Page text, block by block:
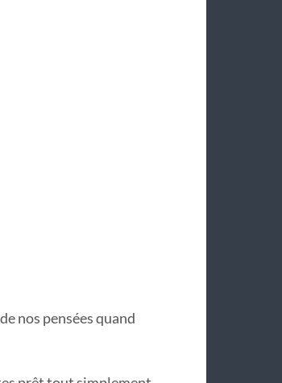
nos pensées quand